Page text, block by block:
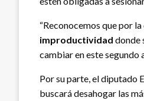
“Reconocemos que por
improductividad donde
cambiar en este segundo
Por su parte, el diputado
buscará desahogar las